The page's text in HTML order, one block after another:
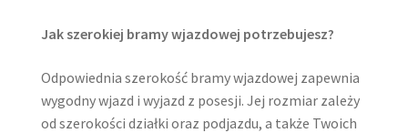
Jak szerokiej bramy wjazdowej potrzebujesz?
Odpowiednia szerokość bramy wjazdowej zapewnia
wygodny wjazd i wyjazd z posesji. Jej rozmiar zależy
od szerokości działki oraz podjazdu, a także Twoich